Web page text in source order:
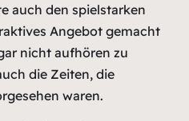
auch den spielstarken
Angebot gemacht
nicht aufhören zu
die Zeiten, die
waren.